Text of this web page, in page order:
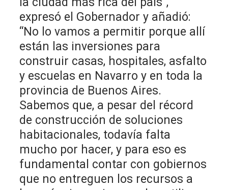
expresó el Gobernador y añadió:
“No lo vamos a permitir porque allí
están las inversiones para
construir casas, hospitales, asfalto
y escuelas en Navarro y en toda la
provincia de Buenos Aires.
Sabemos que, a pesar del récord
de construcción de soluciones
habitacionales, todavía falta
mucho por hacer, y para eso es
fundamental contar con gobiernos
que no entreguen los recursos a